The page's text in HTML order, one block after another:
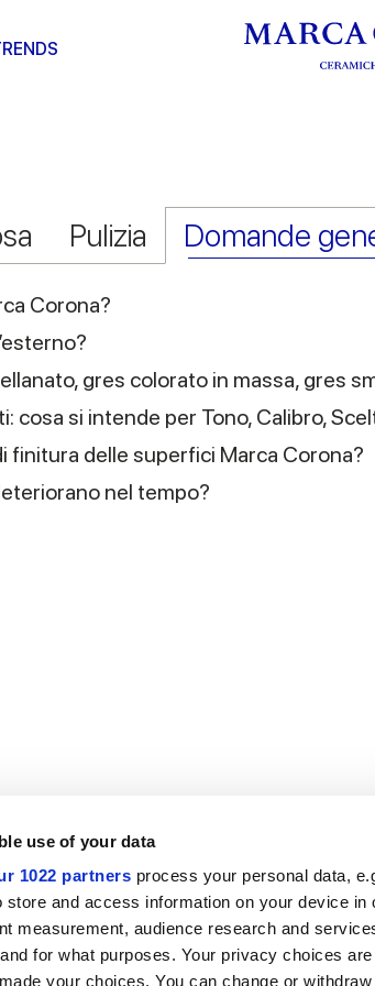
use of your data
1022 partners process your personal data,
store and access information on your device
measurement, audience research and
for what purposes. Your privacy choices
your choices. You can change or
Pulizia Domande
Corona?
gres colorato in massa, gres
cosa si intende per Tono, Calibro,
finitura delle superfici Marca Corona?
nel tempo?
Italy